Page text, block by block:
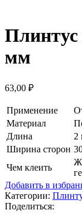
Плинтус
мм
63,00 ₽
Применение
Материал
Длина
2
Ширина сторон
Чем клеить
Добавить в
Категории:
Поделиться: